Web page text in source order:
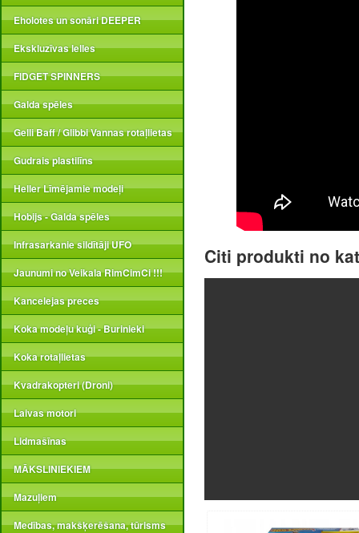
Eholotes un sonāri DEEPER
Ekskluzīvas lelles
FIDGET SPINNERS
Galda spēles
Gelli Baff / Glibbi Vannas rotaļlietas
Gudrais plastilīns
Heller Līmējamie modeļi
Hobijs - Galda spēles
Infrasarkanie sildītāji UFO
Jaunumi no Veikala RimCimCi !!!
Kancelejas preces
Koka modeļu kuģi - Burinieki
Koka rotaļlietas
Kvadrakopteri (Droni)
Laivas motori
Lidmašīnas
MĀKSLINIEKIEM
Mazuļiem
Medības, makšķerēšana, tūrisms
Citi produkti no